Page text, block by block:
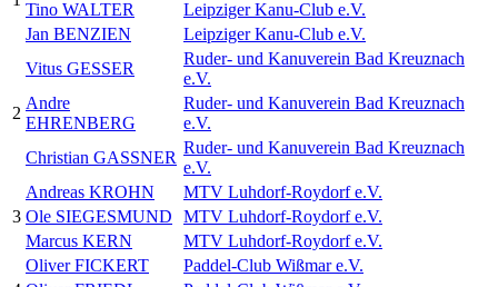
Tino WALTER
Leipziger Kanu-Club e.V.
Jan BENZIEN
Leipziger Kanu-Club e.V.
2
Vitus GESSER
Ruder- und Kanuverein Bad Kreuznach
e.V.
Andre
EHRENBERG
Ruder- und Kanuverein Bad Kreuznach
e.V.
Christian GASSNER
Ruder- und Kanuverein Bad Kreuznach
e.V.
3
Andreas KROHN
MTV Luhdorf-Roydorf e.V.
Ole SIEGESMUND
MTV Luhdorf-Roydorf e.V.
Marcus KERN
MTV Luhdorf-Roydorf e.V.
Oliver FICKERT
Paddel-Club Wißmar e.V.